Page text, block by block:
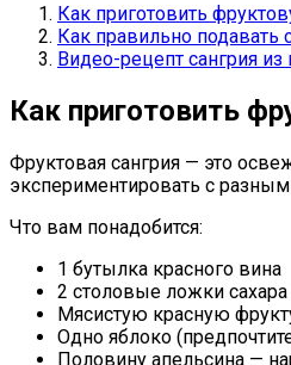
Как приготовить
Как правильно подавать
Видео-рецепт сангрия из
Как приготовить
Фруктовая сангрия — это
экспериментировать с
Что вам понадобится:
1 бутылка красного вина
2 столовые ложки сахара
Мясистую красную
Одно яблоко
Половину апельсина —